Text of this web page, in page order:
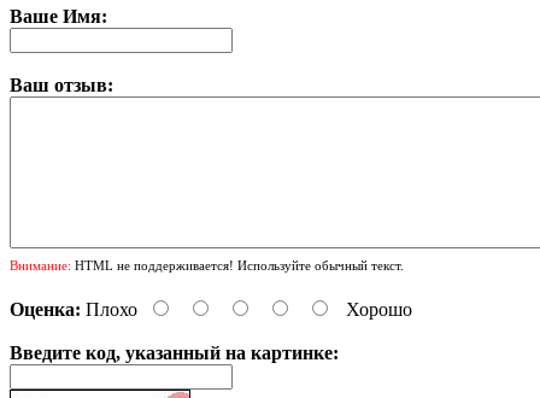
Ваше Имя:
Ваш отзыв:
Внимание: HTML не поддерживается! Используйте обычный текст.
Оценка: Плохо Хорошо
Введите код, указанный на картинке: